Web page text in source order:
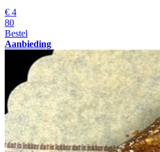
€ 4
80
Bestel
Aanbieding